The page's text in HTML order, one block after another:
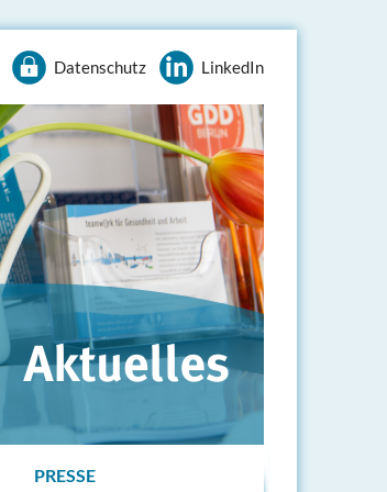
Datenschutz LinkedIn
PRESSE